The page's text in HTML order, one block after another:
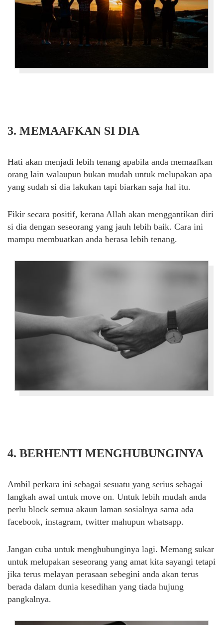
3. MEMAAFKAN SI DIA
Hati akan menjadi lebih tenang apabila anda memaafkan
orang lain walaupun bukan mudah untuk melupakan apa
yang sudah si dia lakukan tapi biarkan saja hal itu.
Fikir secara positif, kerana Allah akan menggantikan diri
si dia dengan seseorang yang jauh lebih baik. Cara ini
mampu membuatkan anda berasa lebih tenang.
4. BERHENTI MENGHUBUNGINYA
Ambil perkara ini sebagai sesuatu yang serius sebagai
langkah awal untuk move on. Untuk lebih mudah anda
perlu block semua akaun laman sosialnya sama ada
facebook, instagram, twitter mahupun whatsapp.
Jangan cuba untuk menghubunginya lagi. Memang sukar
untuk melupakan seseorang yang amat kita sayangi tetapi
jika terus melayan perasaan sebegini anda akan terus
berada dalam dunia kesedihan yang tiada hujung
pangkalnya.